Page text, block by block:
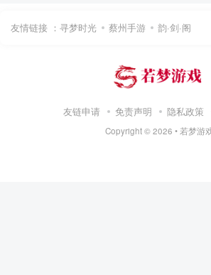
友情链接 ： 寻梦时光 蔡州手游 韵·剑·阁
友链申请 免责声明 隐私政策
Copyright ©2026 • 若梦游